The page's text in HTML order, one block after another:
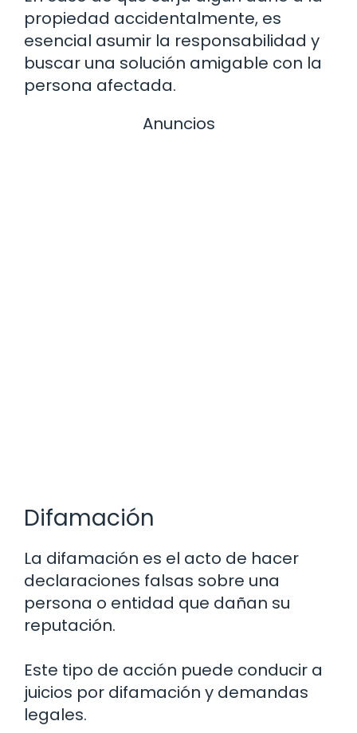
propiedad accidentalmente, es
esencial asumir la responsabilidad y
buscar una solución amigable con la
persona afectada.
Anuncios
Difamación
La difamación es el acto de hacer
declaraciones falsas sobre una
persona o entidad que dañan su
reputación.
Este tipo de acción puede conducir a
juicios por difamación y demandas
legales.